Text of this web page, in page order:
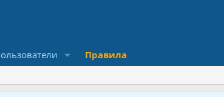
Правила